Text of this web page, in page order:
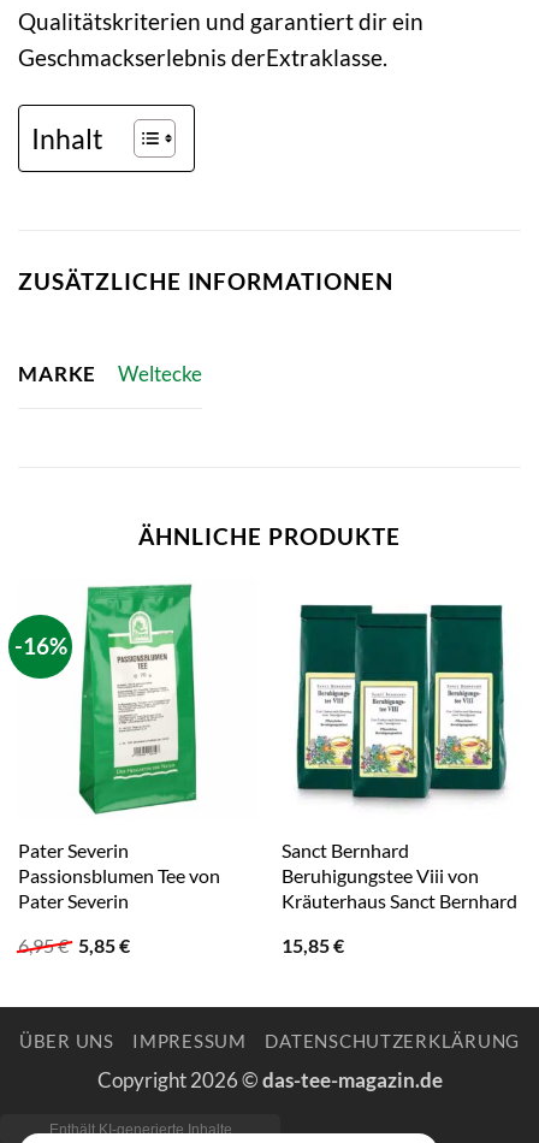
Qualitätskriterien und garantiert dir ein
Geschmackserlebnis derExtraklasse.
Inhalt
ZUSÄTZLICHE INFORMATIONEN
MARKE Weltecke
ÄHNLICHE PRODUKTE
-16%
Pater Severin
Passionsblumen Tee von
Pater Severin
6,95€ Ursprünglicher
Preis
6,95 €
5,85€Aktueller
5,85 €.
Sanct Bernhard
Beruhigungstee Viii von
Kräuterhaus Sanct Bernhard
15,85€
ÜBER UNS IMPRESSUM DATENSCHUTZERKLÄRUNG
Copyright 2026 ©das-tee-magazin.de